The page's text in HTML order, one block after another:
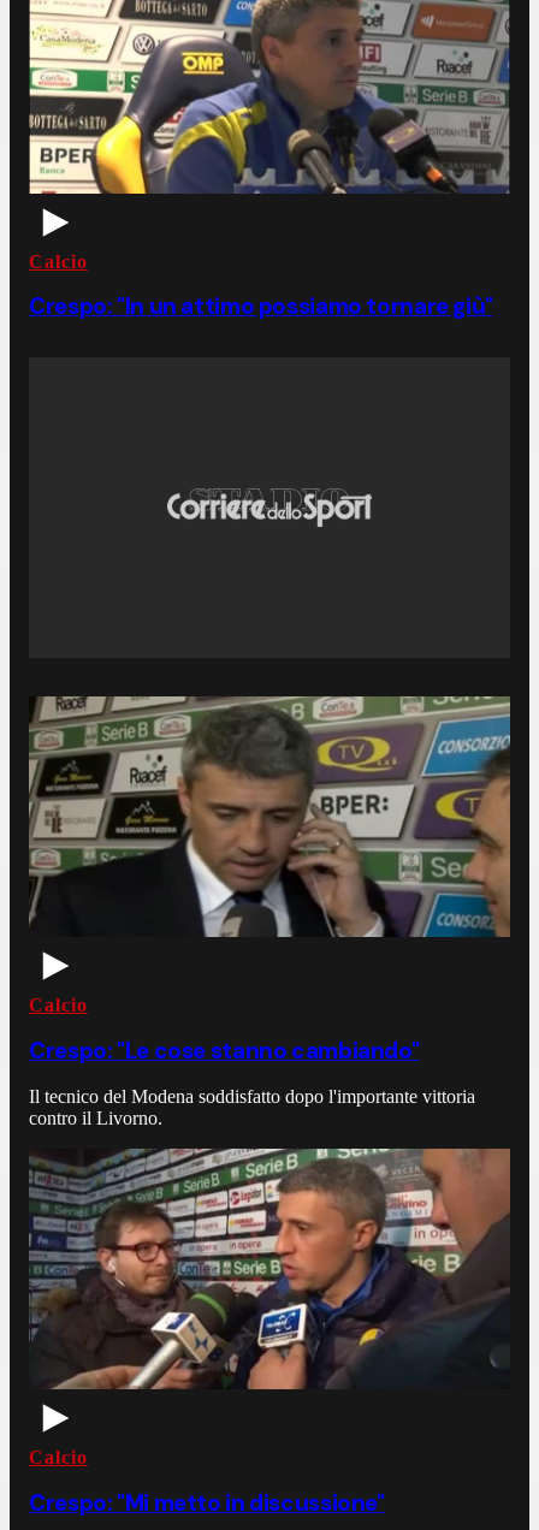
Calcio
Crespo: "In un attimo possiamo tornare giù"
Calcio
Crespo: "Le cose stanno cambiando"
Il tecnico del Modena soddisfatto dopo l'importante vittoria
contro il Livorno.
Calcio
Crespo: "Mi metto in discussione"